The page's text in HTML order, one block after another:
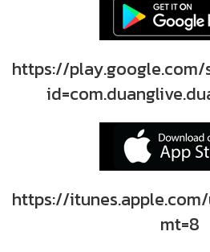
https://
https://itunes.apple.com/
mt=8